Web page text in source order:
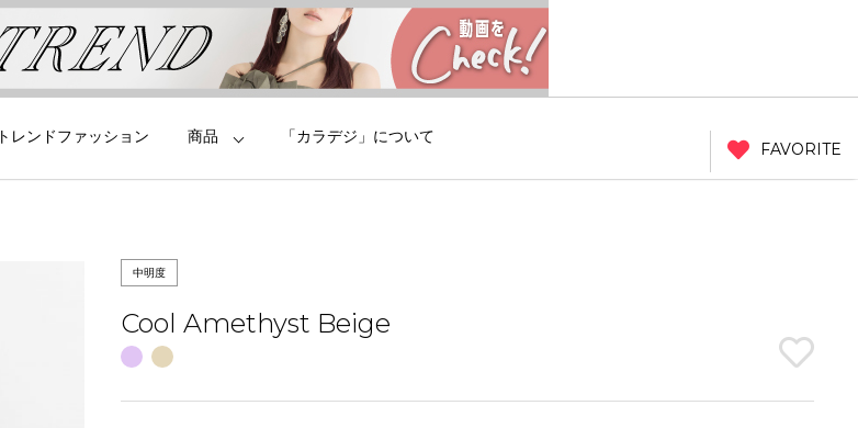
トレンドファッション 商品 「カラデジ」について
FAVORITE
中明度
Cool Amethyst Beige